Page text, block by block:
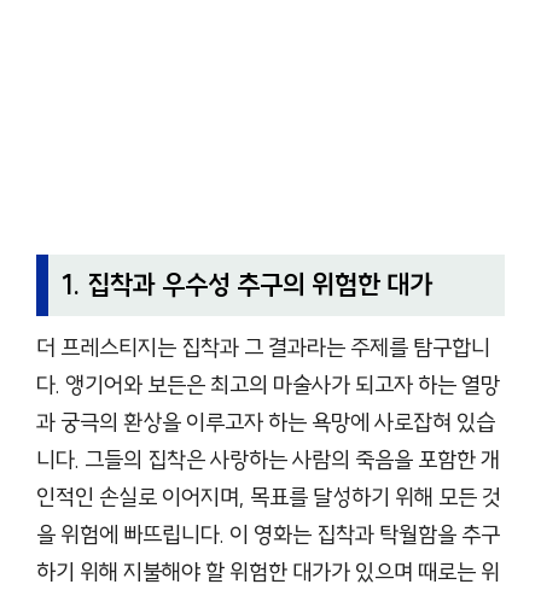
1. 집착과 우수성 추구의 위험한 대가
더 프레스티지는 집착과 그 결과라는 주제를 탐구합니
다. 앵기어와 보든은 최고의 마술사가 되고자 하는 열망
과 궁극의 환상을 이루고자 하는 욕망에 사로잡혀 있습
니다. 그들의 집착은 사랑하는 사람의 죽음을 포함한 개
인적인 손실로 이어지며, 목표를 달성하기 위해 모든 것
을 위험에 빠뜨립니다. 이 영화는 집착과 탁월함을 추구
하기 위해 지불해야 할 위험한 대가가 있으며 때로는 위